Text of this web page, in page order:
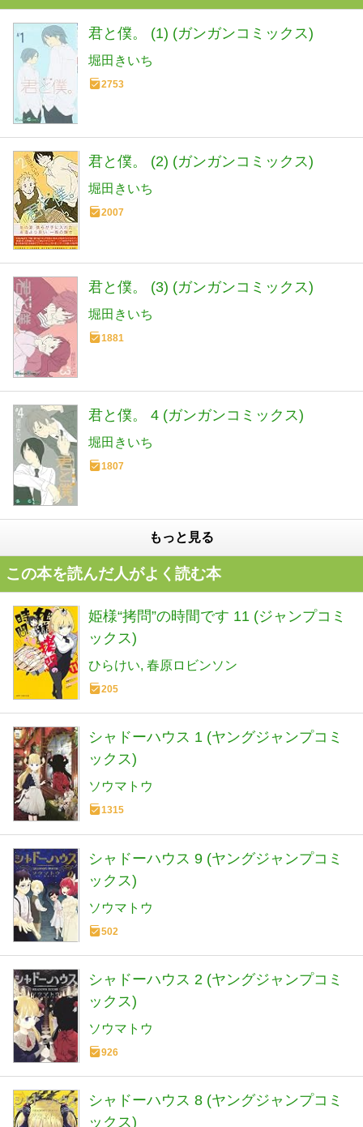
君と僕。 (1) (ガンガンコミックス)
堀田きいち
2753
君と僕。 (2) (ガンガンコミックス)
堀田きいち
2007
君と僕。 (3) (ガンガンコミックス)
堀田きいち
1881
君と僕。 4 (ガンガンコミックス)
堀田きいち
1807
もっと見る
この本を読んだ人がよく読む本
姫様“拷問”の時間です 11 (ジャンプコミ
ックス)
ひらけい 春原ロビンソン
205
シャドーハウス 1 (ヤングジャンプコミ
ックス)
ソウマトウ
1315
シャドーハウス 9 (ヤングジャンプコミ
ックス)
ソウマトウ
502
シャドーハウス 2 (ヤングジャンプコミ
ックス)
ソウマトウ
926
シャドーハウス 8 (ヤングジャンプコミ
ックス)